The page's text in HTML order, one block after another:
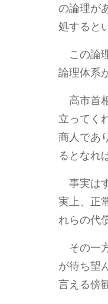
の論理が
処すると
この論
論理体系
高市首
立ってく
商人であ
るとなれ
事実は
実上、正
れらの代
その一
が待ち望
言える傍